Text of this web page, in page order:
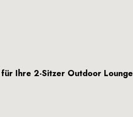
Ihre 2-Sitzer Outdoor Lounge